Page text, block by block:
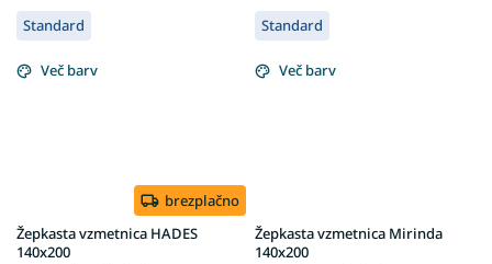
Standard
Več barv
brezplačno
Žepkasta vzmetnica HADES
140x200
Standard
Več barv
Žepkasta vzmetnica Mirinda
140x200